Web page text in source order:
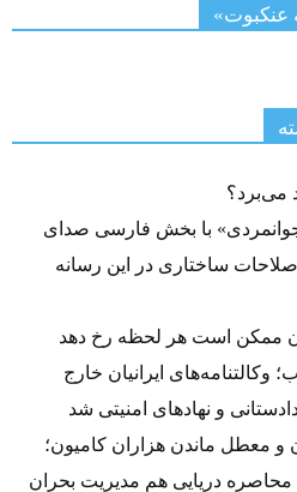
عنکبوت»
می‌برد؟
با بخش فارسی صدای
ساختاری در این رسانه
ممکن است هر لحظه رخ دهد
ایرانیان خارج
و نهادهای امنیتی شد
و معطل ماندن هزاران کامیون؛
دریایی هم مدیریت بحران